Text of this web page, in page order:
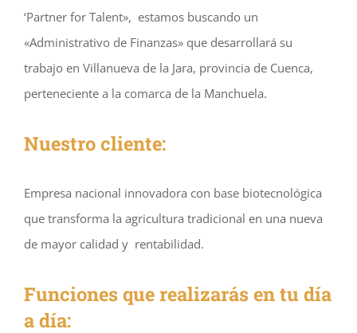
‘Partner for Talent», estamos buscando un
«Administrativo de Finanzas» que desarrollará su
trabajo en Villanueva de la Jara, provincia de Cuenca,
perteneciente a la comarca de la Manchuela.
Nuestro cliente:
Empresa nacional innovadora con base biotecnológica
que transforma la agricultura tradicional en una nueva
de mayor calidad y rentabilidad.
Funciones que realizarás en tu día
a día: